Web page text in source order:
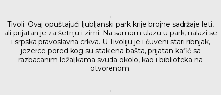
Tivoli: Ovaj opuštajući ljubljanski park krije brojne sadržaje leti,
ali prijatan je za šetnju i zimi. Na samom ulazu u park, nalazi se
i srpska pravoslavna crkva. U Tivoliju je i čuveni stari ribnjak,
jezerce pored kog su staklena bašta, prijatan kafić sa
razbacanim ležaljkama svuda okolo, kao i biblioteka na
otvorenom.